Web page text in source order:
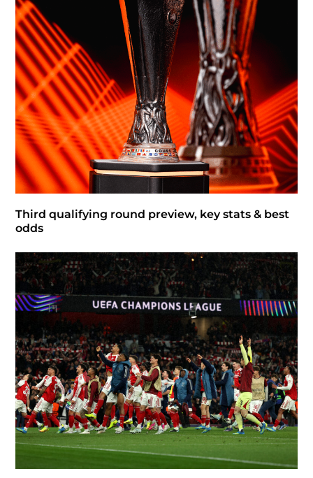
Third qualifying round preview, key stats & best
odds